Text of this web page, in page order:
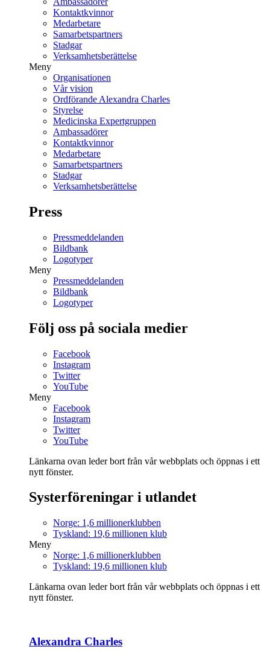
Kontaktkvinnor
Medarbetare
Samarbetspartners
Stadgar
Verksamhetsberättelse
Meny
Organisationen
Vår vision
Ordförande Alexandra Charles
Styrelse
Medicinska Expertgruppen
Ambassadörer
Kontaktkvinnor
Medarbetare
Samarbetspartners
Stadgar
Verksamhetsberättelse
Press
Pressmeddelanden
Bildbank
Logotyper
Meny
Pressmeddelanden
Bildbank
Logotyper
Följ oss på sociala medier
Facebook
Instagram
Twitter
YouTube
Meny
Facebook
Instagram
Twitter
YouTube
Länkarna ovan leder bort från vår webbplats och öppnas i ett
nytt fönster.
Systerföreningar i utlandet
Norge: 1,6 millionerklubben
Tyskland: 19,6 millionen klub
Meny
Norge: 1,6 millionerklubben
Tyskland: 19,6 millionen klub
Länkarna ovan leder bort från vår webbplats och öppnas i ett
nytt fönster.
Alexandra Charles